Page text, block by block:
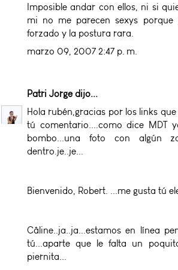
Imposible andar con ellos, ni si
mi no me parecen sexys
forzado y la postura rara.
marzo 09, 2007 2:47 p. m.
Patri Jorgedijo...
Hola rubén,gracias por los links
tú comentario....como dice MDT
bombo...una foto con algún
dentro.je..je...
Bienvenido, Robert. ...me gusta tú
Câline..ja..ja...estamos en línea
tú...aparte que le falta un
piernita...